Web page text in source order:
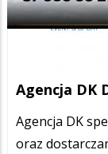
Agencja DK
Agencja DK
oraz